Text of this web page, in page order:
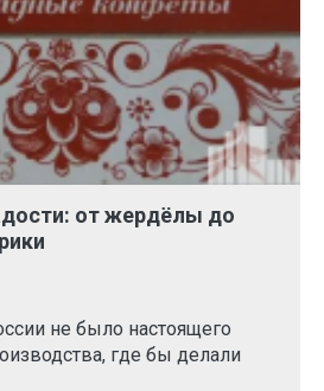
от жердёлы до
не было настоящего
где бы делали